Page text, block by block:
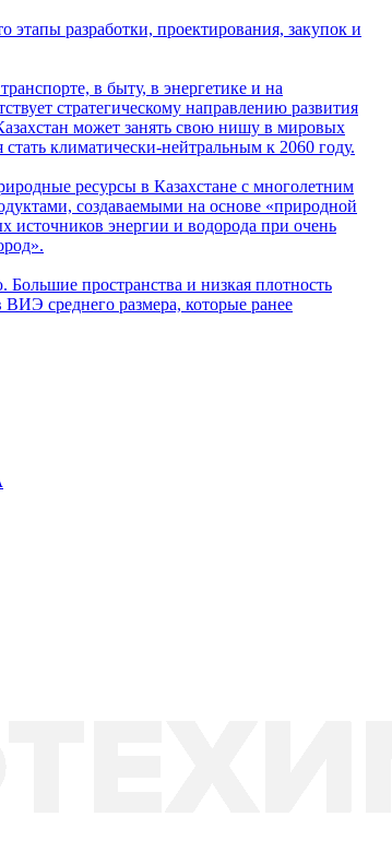
этапы разработки, проектирования, закупок и
в быту, в энергетике и на
стратегическому направлению развития
может занять свою нишу в мировых
климатически-нейтральным к 2060 году.
ресурсы в Казахстане с многолетним
создаваемыми на основе «природной
источников энергии и водорода при очень
пространства и низкая плотность
среднего размера, которые ранее